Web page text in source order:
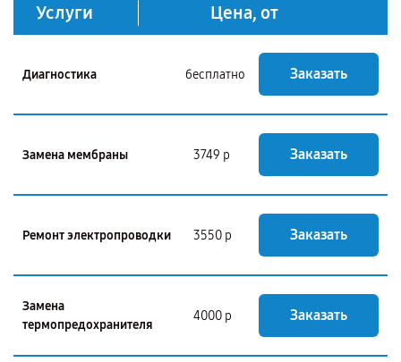
Услуги Цена, от
Диагностика бесплатно Заказать
Замена мембраны 3749 р Заказать
Ремонт электропроводки 3550 р Заказать
Замена
термопредохранителя
4000 р Заказать